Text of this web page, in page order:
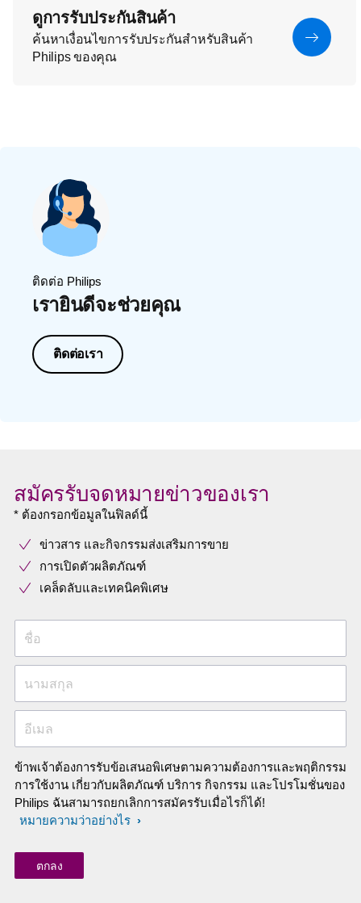
ดูการรับประกันสินค้า
ค้นหาเงื่อนไขการรับประกันสำหรับสินค้า
Philips ของคุณ
ติดต่อ Philips
เรายินดีจะช่วยคุณ
ติดต่อเรา
สมัครรับจดหมายข่าวของเรา
* ต้องกรอกข้อมูลในฟิลด์นี้
ข่าวสาร และกิจกรรมส่งเสริมการขาย
การเปิดตัวผลิตภัณฑ์
เคล็ดลับและเทคนิคพิเศษ
ชื่อ
นามสกุล
อีเมล
ข้าพเจ้าต้องการรับข้อเสนอพิเศษตามความต้องการและพฤติกรรม
การใช้งาน เกี่ยวกับผลิตภัณฑ์ บริการ กิจกรรม และโปรโมชั่นของ
Philips ฉันสามารถยกเลิกการสมัครรับเมื่อไรก็ได้!
หมายความว่าอย่างไร